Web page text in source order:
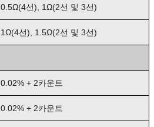
0.5Ω(4선), 1Ω(2선 및 3선)
1Ω(4선), 1.5Ω(2선 및 3선)
0.02% + 2카운트
0.02% + 2카운트